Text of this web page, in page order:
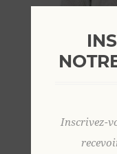
Inscrivez-